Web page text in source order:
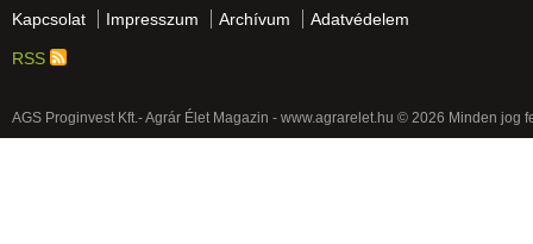
Kapcsolat Impresszum Archívum Adatvédelem
RSS
AGS Proginvest Kft.- Agrár Élet Magazin - www.agrarelet.hu © 2026 Minden jog